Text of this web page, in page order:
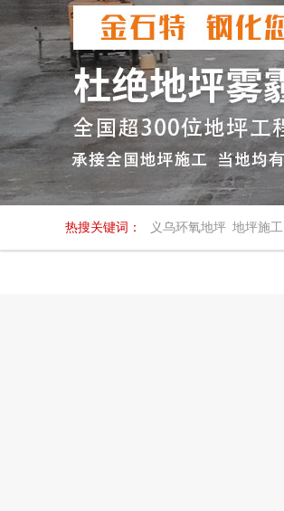
热搜关键词： 义乌环氧地坪 地坪施工